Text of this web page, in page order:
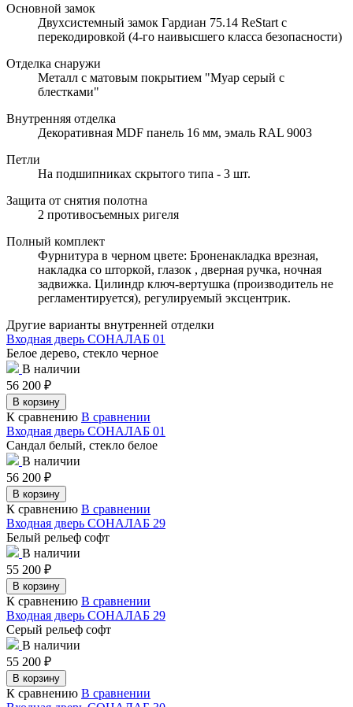
Основной замок
Двухсистемный замок Гардиан 75.14 ReStart с
перекодировкой (4-го наивысшего класса безопасности)
Отделка снаружи
Металл с матовым покрытием "Муар серый с
блестками"
Внутренняя отделка
Декоративная MDF панель 16 мм, эмаль RAL 9003
Петли
На подшипниках скрытого типа - 3 шт.
Защита от снятия полотна
2 противосъемных ригеля
Полный комплект
Фурнитура в черном цвете: Броненакладка врезная,
накладка со шторкой, глазок , дверная ручка, ночная
задвижка. Цилиндр ключ-вертушка (производитель не
регламентируется), регулируемый эксцентрик.
Другие варианты внутренней отделки
Входная дверь СОНАЛАБ 01
Белое дерево, стекло черное
В наличии
56 200 ₽
В корзину
К сравнению В сравнении
Входная дверь СОНАЛАБ 01
Сандал белый, стекло белое
В наличии
56 200 ₽
В корзину
К сравнению В сравнении
Входная дверь СОНАЛАБ 29
Белый рельеф софт
В наличии
55 200 ₽
В корзину
К сравнению В сравнении
Входная дверь СОНАЛАБ 29
Серый рельеф софт
В наличии
55 200 ₽
В корзину
К сравнению В сравнении